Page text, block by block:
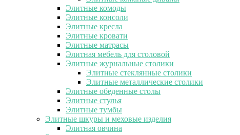
Элитные комоды
Элитные консоли
Элитные кресла
Элитные кровати
Элитные матрасы
Элитная мебель для столовой
Элитные журнальные столики
Элитные стеклянные столики
Элитные металлические столики
Элитные обеденные столы
Элитные стулья
Элитные тумбы
Элитные шкуры и меховые изделия
Элитная овчина